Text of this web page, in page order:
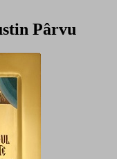
Pârvu